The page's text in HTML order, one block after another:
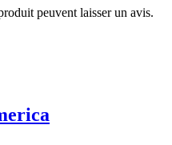
peuvent laisser un avis.